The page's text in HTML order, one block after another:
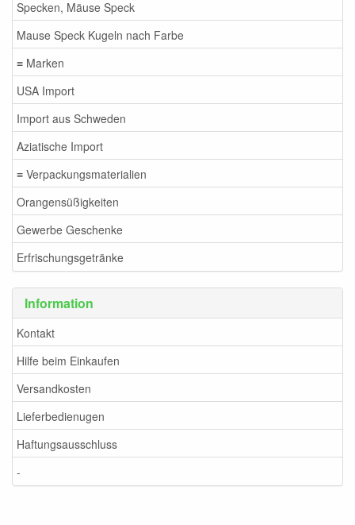
Specken, Mäuse Speck
Mause Speck Kugeln nach Farbe
≡ Marken
USA Import
Import aus Schweden
Aziatische Import
≡ Verpackungsmaterialien
Orangensüßigkeiten
Gewerbe Geschenke
Erfrischungsgetränke
Information
Kontakt
Hilfe beim Einkaufen
Versandkosten
Lieferbedienugen
Haftungsausschluss
-